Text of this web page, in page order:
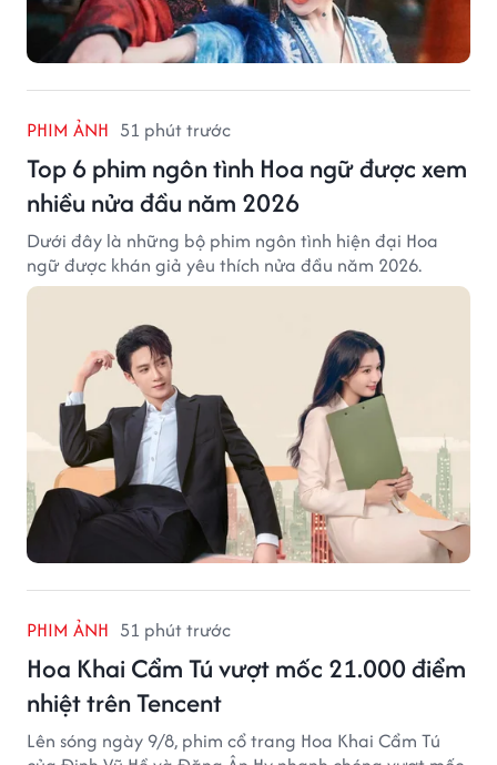
PHIM ẢNH 51 phút trước
Top 6 phim ngôn tình Hoa ngữ được xem
nhiều nửa đầu năm 2026
Dưới đây là những bộ phim ngôn tình hiện đại Hoa
ngữ được khán giả yêu thích nửa đầu năm 2026.
PHIM ẢNH 51 phút trước
Hoa Khai Cẩm Tú vượt mốc 21.000 điểm
nhiệt trên Tencent
Lên sóng ngày 9/8, phim cổ trang Hoa Khai Cẩm Tú